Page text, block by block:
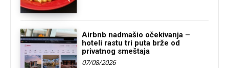
Airbnb nadmašio očekivanja –
hoteli rastu tri puta brže od
privatnog smeštaja
07/08/2026